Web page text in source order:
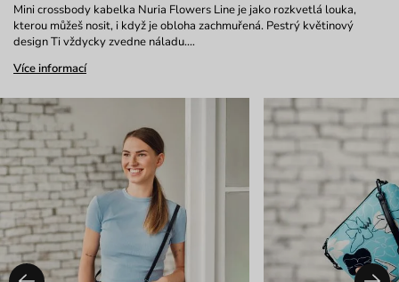
Mini crossbody kabelka Nuria Flowers Line je jako rozkvetlá louka,
kterou můžeš nosit, i když je obloha zachmuřená. Pestrý květinový
design Ti vždycky zvedne náladu.…
Více informací